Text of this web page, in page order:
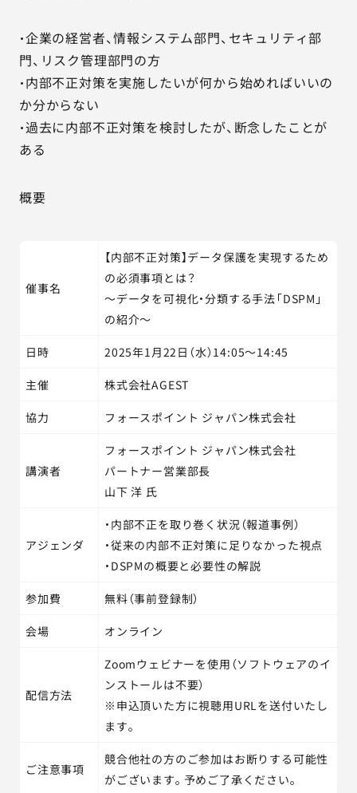
・企業の経営者、情報システム部門、セキュリティ部
門、リスク管理部門の方
・内部不正対策を実施したいが何から始めればいいの
か分からない
・過去に内部不正対策を検討したが、断念したことが
ある
概要
催事名
【内部不正対策】データ保護を実現するため
の必須事項とは？
～データを可視化・分類する手法「DSPM」
の紹介～
日時 2025年1月22日（水）14:05～14:45
主催 株式会社AGEST
協力 フォースポイント ジャパン株式会社
講演者
フォースポイント ジャパン株式会社
パートナー営業部長
山下 洋 氏
アジェンダ
・内部不正を取り巻く状況（報道事例）
・従来の内部不正対策に足りなかった視点
・DSPMの概要と必要性の解説
参加費 無料（事前登録制）
会場 オンライン
配信方法
Zoomウェビナーを使用（ソフトウェアのイ
ンストールは不要）
※申込頂いた方に視聴用URLを送付いたし
ます。
ご注意事項
競合他社の方のご参加はお断りする可能性
がございます。予めご了承ください。